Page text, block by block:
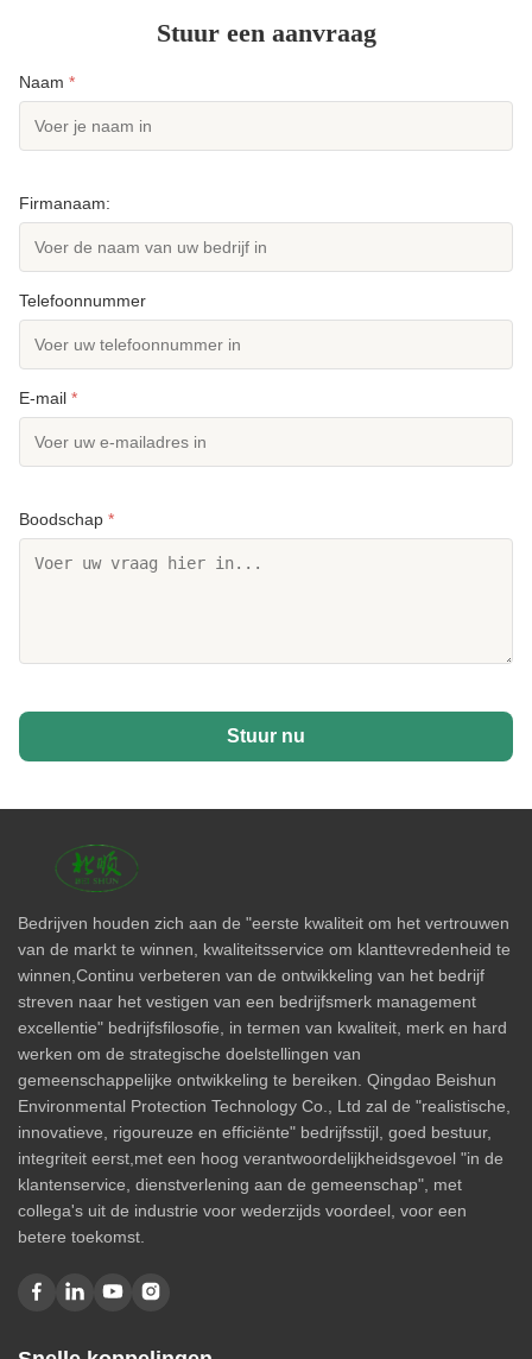
Stuur een aanvraag
Naam *
Firmanaam:
Telefoonnummer
E-mail *
Boodschap *
Stuur nu
Bedrijven houden zich aan de "eerste kwaliteit om het vertrouwen
van de markt te winnen, kwaliteitsservice om klanttevredenheid te
winnen,Continu verbeteren van de ontwikkeling van het bedrijf
streven naar het vestigen van een bedrijfsmerk management
excellentie" bedrijfsfilosofie, in termen van kwaliteit, merk en hard
werken om de strategische doelstellingen van
gemeenschappelijke ontwikkeling te bereiken. Qingdao Beishun
Environmental Protection Technology Co., Ltd zal de "realistische,
innovatieve, rigoureuze en efficiënte" bedrijfsstijl, goed bestuur,
integriteit eerst,met een hoog verantwoordelijkheidsgevoel "in de
klantenservice, dienstverlening aan de gemeenschap", met
collega's uit de industrie voor wederzijds voordeel, voor een
betere toekomst.